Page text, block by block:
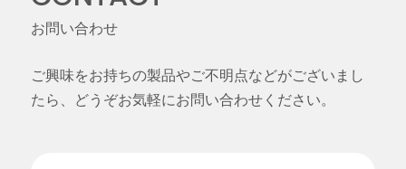
お問い合わせ
ご興味をお持ちの製品やご不明点などがございまし
たら、どうぞお気軽にお問い合わせください。